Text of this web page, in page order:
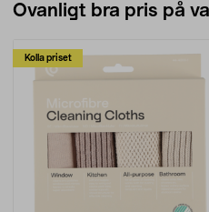
Ovanligt bra pris på
Kolla priset